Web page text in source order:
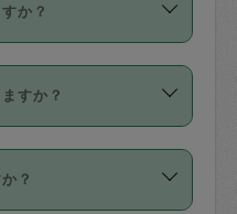
損害保険の対象外
グラウンドの方が
様々です。
ので、各自の得意
カジさんトレーニ
フトレーニングの
、合格したタスカ
ます。
は１件目のレビュ
時間内での作業に
囲は、掃除、洗
したり、人にけが
対象で、補償金額
か？
に3日後（72時間
可能となっていま
」をかけることが
すか？
下の2種類がありま
？